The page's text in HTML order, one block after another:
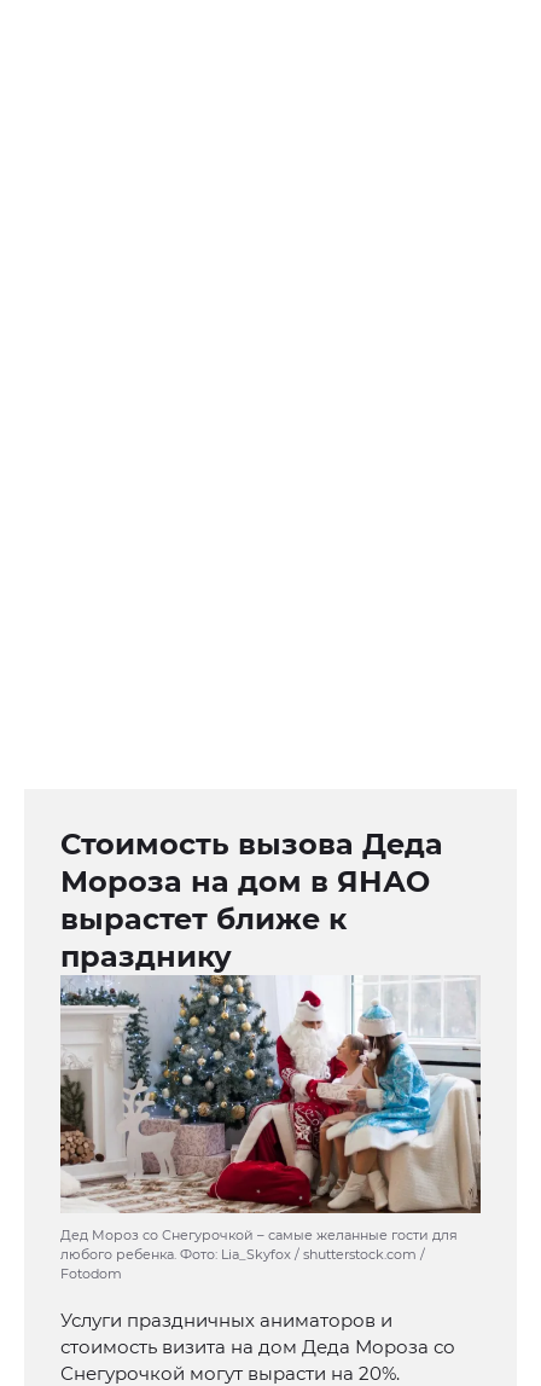
Стоимость вызова Деда
Мороза на дом в ЯНАО
вырастет ближе к
празднику
Дед Мороз со Снегурочкой – самые желанные гости для
любого ребенка. Фото: Lia_Skyfox / shutterstock.com /
Fotodom
Услуги праздничных аниматоров и
стоимость визита на дом Деда Мороза со
Снегурочкой могут вырасти на 20%.